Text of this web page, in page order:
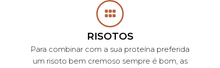
RISOTOS
Para combinar com a sua proteína preferida
um risoto bem cremoso sempre é bom, as